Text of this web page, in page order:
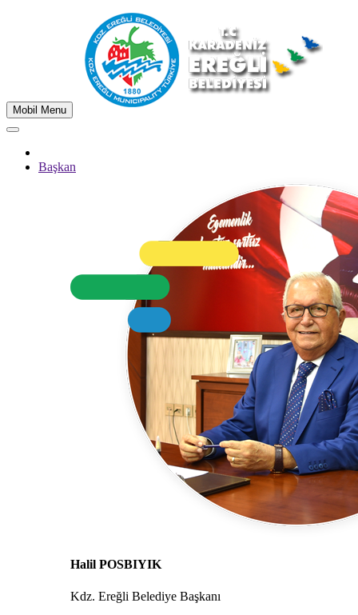
Mobil Menu
Başkan
Halil POSBIYIK
Kdz. Ereğli Belediye Başkanı